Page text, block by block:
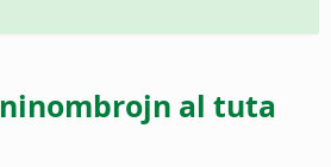
al tuta